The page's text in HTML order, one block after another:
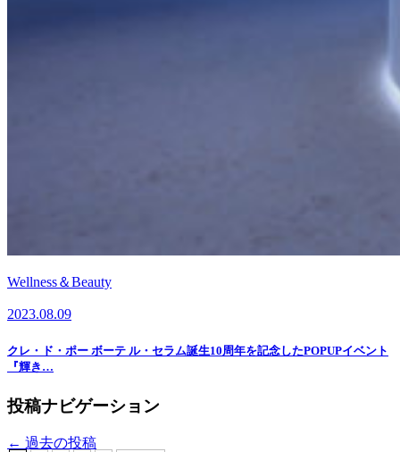
Wellness＆Beauty
2023.08.09
クレ・ド・ポー ボーテ ル・セラム誕生10周年を記念したPOPUPイベント
『輝き…
投稿ナビゲーション
← 過去の投稿